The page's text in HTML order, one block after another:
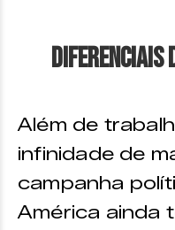
Diferenciais
Além de
infinidade de
campanha
América ainda